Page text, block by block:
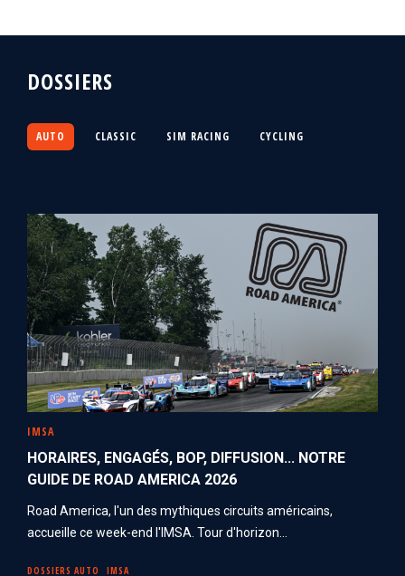
DOSSIERS
AUTO CLASSIC SIM RACING CYCLING
IMSA
HORAIRES, ENGAGÉS, BOP, DIFFUSION... NOTRE
GUIDE DE ROAD AMERICA 2026
Road America, l'un des mythiques circuits américains,
accueille ce week-end l'IMSA. Tour d'horizon...
DOSSIERS AUTO IMSA